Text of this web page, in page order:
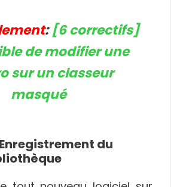
:[6 correctifs]
de modifier une
sur un classeur
masqué
du